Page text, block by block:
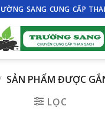
SANG CUNG CẤP
SẢN PHẨM ĐƯỢC
LỌC